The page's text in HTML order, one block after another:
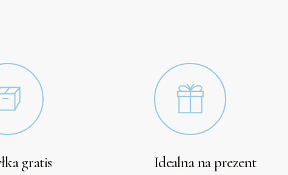
product
page
gratis Idealna na prezent